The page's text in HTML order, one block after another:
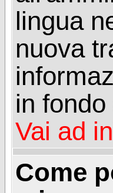
lingua
nuova
in
Vai ad
Come